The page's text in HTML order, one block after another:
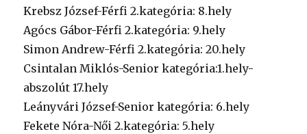
Krebsz József-Férfi 2.kategória: 8.hely
Agócs Gábor-Férfi 2.kategória: 9.hely
Simon Andrew-Férfi 2.kategória: 20.hely
Csintalan Miklós-Senior kategória:1.hely-
abszolút 17.hely
Leányvári József-Senior kategória: 6.hely
Fekete Nóra-Női 2.kategória: 5.hely